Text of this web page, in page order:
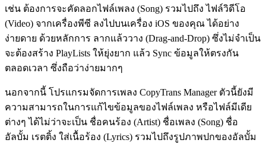
เช่น ต้องการจะคัดลอกไฟล์เพลง (Song) รวมไปถึง ไฟล์วิดีโอ
(Video) จากเครื่องพีซี ลงไปบนเครื่อง iOS ของคุณ ได้อย่าง
ง่ายดาย ด้วยหลักการ ลากแล้ววาง (Drag-and-Drop) ซึ่งไม่จำเป็น
จะต้องสร้าง PlayLists ให้ยุ่งยาก แล้ว Sync ข้อมูลให้ตรงกัน
ตลอดเวลา ซึ่งถือว่าง่ายมากๆ
นอกจากนี้ โปรแกรมจัดการเพลง CopyTrans Manager ตัวนี้ยังมี
ความสามารถในการแก้ไขข้อมูลของไฟล์เพลง หรือไฟล์มีเดีย
ต่างๆ ได้ไม่ว่าจะเป็น ชื่อคนร้อง (Artist) ชื่อเพลง (Song) ชื่อ
อัลบั้ม เรตติ้ง ใส่เนื้อร้อง (Lyrics) รวมไปถึงรูปภาพปกของอัลบั้ม